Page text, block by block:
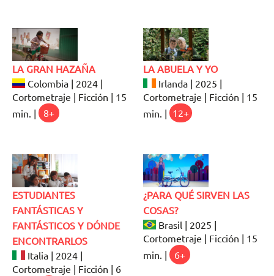
LA GRAN HAZAÑA
Colombia | 2024 |
Cortometraje | Ficción | 15
min. |
8+
LA ABUELA Y YO
Irlanda | 2025 |
Cortometraje | Ficción | 15
min. | 12+
ESTUDIANTES
FANTÁSTICAS Y
FANTÁSTICOS Y DÓNDE
ENCONTRARLOS
Italia | 2024 |
Cortometraje | Ficción | 6
¿PARA QUÉ SIRVEN LAS
COSAS?
Brasil | 2025 |
Cortometraje | Ficción | 15
min. |
6+